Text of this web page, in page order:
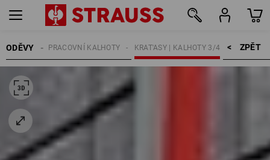
ODĚVY ZPĚT    >
KRAT'ASY | KALHOTY 3/4
PRACOVNÍ KALHOTY
MUŽI